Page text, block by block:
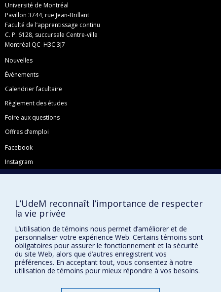
Université de Montréal
Pavillon 3744, rue Jean-Brillant
Faculté de l’apprentissage continu
C. P. 6128, succursale Centre-ville
Montréal QC H3C 3J7
Nouvelles
Événements
Calendrier facultaire
Règlement des études
Foire aux questions
Offres d’emploi
Facebook
Instagram
LinkedIn
Toutes nos présences sociales
École de français
Centre de perfectionnement
Abonnez-vous à notre infolettre
L’UdeM reconnaît l’importance de respecter
la vie privée
L’utilisation de témoins nous permet d’améliorer et de
personnaliser votre expérience Web. Certains témoins sont
obligatoires pour assurer le fonctionnement et la sécurité
du site Web, alors que d’autres enregistrent vos
préférences. En acceptant tout, vous consentez à notre
utilisation de témoins pour mieux répondre à vos besoins.